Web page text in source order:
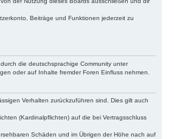
Beiträge und Funktionen jederzeit zu
die deutschsprachige Community unter
oder auf Inhalte fremder Foren Einfluss nehmen.
Verhalten zurückzuführen sind. Dies gilt auch
(Kardinalpflichten) auf die bei Vertragsschluss
Schäden und im Übrigen der Höhe nach auf